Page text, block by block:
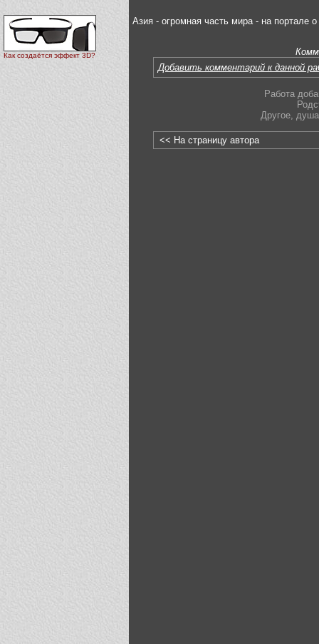
Как создаётся эффект 3D?
Азия - огромная часть мира - на портале о
Добавить комментарий к данной
Работа
Другое душа
<< На страницу автора